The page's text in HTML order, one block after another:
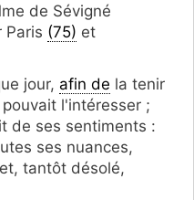
de Sévigné
Paris (75) et
jour, afin de la tenir
l'intéresser ;
de ses sentiments :
ses nuances,
tantôt désolé,